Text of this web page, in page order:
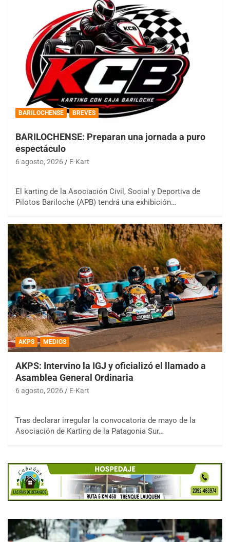
BARILOCHENSE BREVES
BARILOCHENSE: Preparan una jornada a puro
espectáculo
6 agosto, 2026 E-Kart
El karting de la Asociación Civil, Social y Deportiva de
Pilotos Bariloche (APB) tendrá una exhibición…
AKPS MEDIOS
AKPS: Intervino la IGJ y oficializó el llamado a
Asamblea General Ordinaria
6 agosto, 2026 E-Kart
Tras declarar irregular la convocatoria de mayo de la
Asociación de Karting de la Patagonia Sur…